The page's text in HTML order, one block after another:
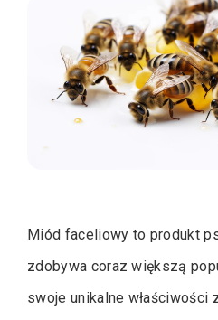
Miód faceliowy to produkt
zdobywa coraz większą
swoje unikalne właściwości